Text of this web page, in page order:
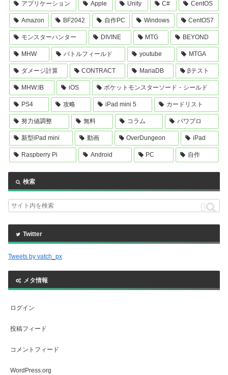
アプリケーション Apple Unity C# CentOS
Amazon BF2042 自作PC Windows CentOS7
モンスターハンター DIVINE MTG BEYOND
MHW バトルフィールド youtube MTGA
ダメージ計算 CONTRACT MariaDB βテスト
MHW:IB iOS ポケットモンスターソード・シールド
PS4 攻略 iPad mini 5 カードリスト
努力値調整 無料 コラム パワプロ
新型iPad mini 動画 OverDungeon iPad
Raspberry Pi Android PC 自作
検索
Twitter
Tweets by vatch_px
メタ情報
ログイン
投稿フィード
コメントフィード
WordPress.org